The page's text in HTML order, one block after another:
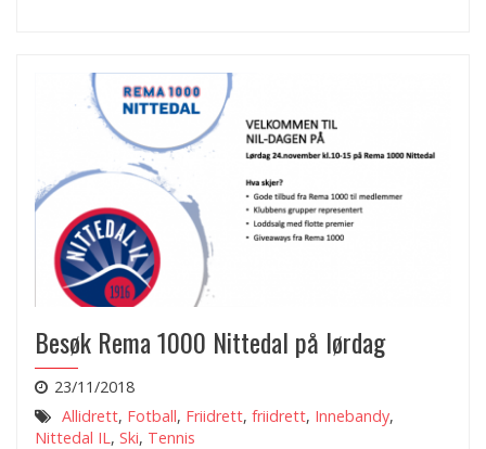
Besøk Rema 1000 Nittedal på lørdag
23/11/2018
Allidrett, Fotball, Friidrett, friidrett, Innebandy,
Nittedal IL, Ski, Tennis